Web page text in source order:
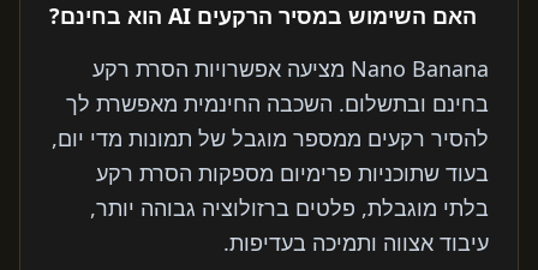
האם השימוש במסיר הרקעים AI הוא בחינם?
Nano Banana מציעה אפשרויות הסרת רקע
בחינם ובתשלום. השכבה החינמית מאפשרת לך
להסיר רקעים ממספר מוגבל של תמונות מדי יום,
בעוד שתוכניות פרימיום מספקות הסרת רקע
בלתי מוגבלת, פלטים ברזולוציה גבוהה יותר,
עיבוד אצווה ותמיכה בעדיפות.